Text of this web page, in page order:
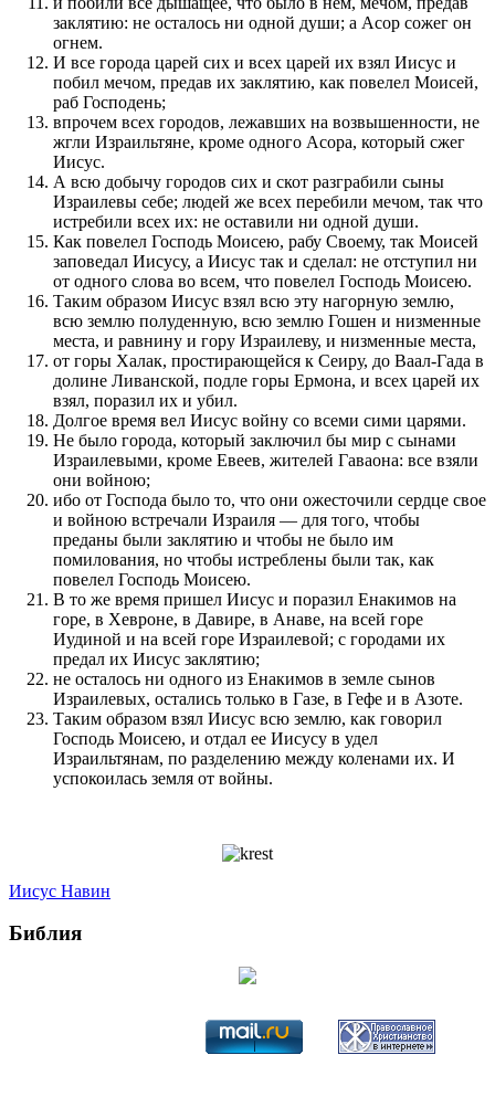
заклятию: не осталось ни одной души; а Асор сожег он
огнем.
И все города царей сих и всех царей их взял Иисус и
побил мечом, предав их заклятию, как повелел Моисей,
раб Господень;
впрочем всех городов, лежавших на возвышенности, не
жгли Израильтяне, кроме одного Асора, который сжег
Иисус.
А всю добычу городов сих и скот разграбили сыны
Израилевы себе; людей же всех перебили мечом, так что
истребили всех их: не оставили ни одной души.
Как повелел Господь Моисею, рабу Своему, так Моисей
заповедал Иисусу, а Иисус так и сделал: не отступил ни
от одного слова во всем, что повелел Господь Моисею.
Таким образом Иисус взял всю эту нагорную землю,
всю землю полуденную, всю землю Гошен и низменные
места, и равнину и гору Израилеву, и низменные места,
от горы Халак, простирающейся к Сеиру, до Ваал-Гада в
долине Ливанской, подле горы Ермона, и всех царей их
взял, поразил их и убил.
Долгое время вел Иисус войну со всеми сими царями.
Не было города, который заключил бы мир с сынами
Израилевыми, кроме Евеев, жителей Гаваона: все взяли
они войною;
ибо от Господа было то, что они ожесточили сердце свое
и войною встречали Израиля — для того, чтобы
преданы были заклятию и чтобы не было им
помилования, но чтобы истреблены были так, как
повелел Господь Моисею.
В то же время пришел Иисус и поразил Енакимов на
горе, в Хевроне, в Давире, в Анаве, на всей горе
Иудиной и на всей горе Израилевой; с городами их
предал их Иисус заклятию;
не осталось ни одного из Енакимов в земле сынов
Израилевых, остались только в Газе, в Гефе и в Азоте.
Таким образом взял Иисус всю землю, как говорил
Господь Моисею, и отдал ее Иисусу в удел
Израильтянам, по разделению между коленами их. И
успокоилась земля от войны.
Иисус Навин
Библия